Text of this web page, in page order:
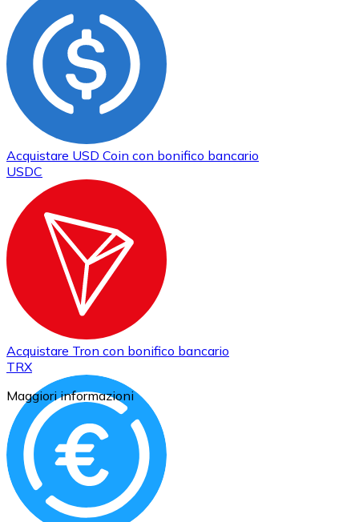
Acquistare USD Coin con bonifico bancario
USDC
Acquistare Tron con bonifico bancario
TRX
Maggiori informazioni